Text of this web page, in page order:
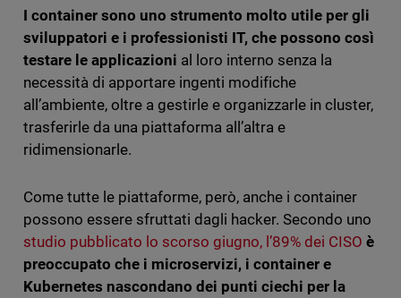
I container sono uno strumento molto utile per gli
sviluppatori e i professionisti IT, che possono così
testare le applicazioni al loro interno senza la
necessità di apportare ingenti modifiche
all’ambiente, oltre a gestirle e organizzarle in cluster,
trasferirle da una piattaforma all’altra e
ridimensionarle.
Come tutte le piattaforme, però, anche i container
possono essere sfruttati dagli hacker. Secondo uno
studio pubblicato lo scorso giugno, l’89% dei CISO è
preoccupato che i microservizi, i container e
Kubernetes nascondano dei punti ciechi per la